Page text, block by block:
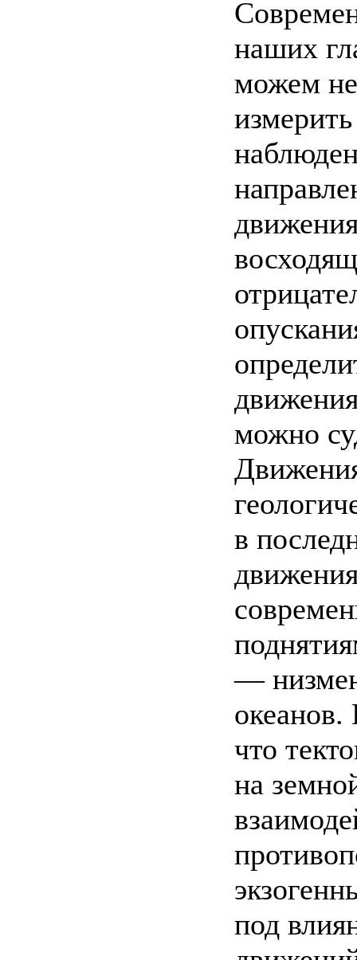
наших
можем
можно
в
—
океанов.
что
на
под